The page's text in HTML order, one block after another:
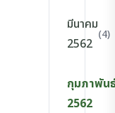
มีนาคม
2562
(4)
กุมภาพัน
2562